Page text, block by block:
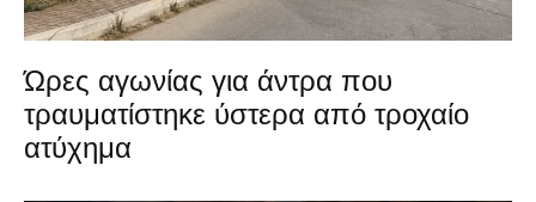
Ώρες αγωνίας για άντρα που
τραυματίστηκε ύστερα από τροχαίο
ατύχημα